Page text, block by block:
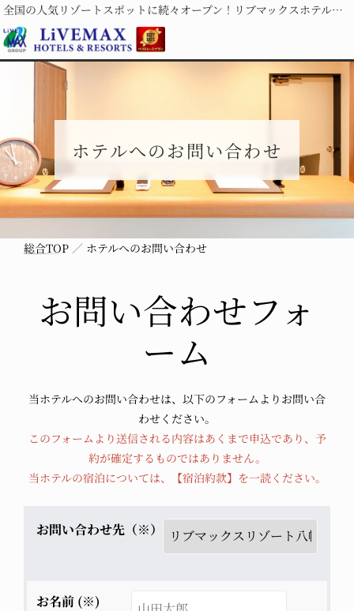
全国の人気リゾートスポットに続々オープン！リブマックスホテルズ＆リゾーツ
ホテルへのお問い合わせ
総合TOP ホテルへのお問い合わせ
お問い合わせフォ
ーム
当ホテルへのお問い合わせは、以下のフォームよりお問い合
わせください。
このフォームより送信される内容はあくまで申込であり、予
約が確定するものではありません。
当ホテルの宿泊については、
【宿泊約款】 を一読ください。
お問い合わせ先（※）
お名前 (※)